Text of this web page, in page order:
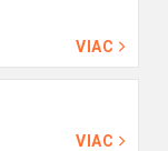
VIAC
VIAC